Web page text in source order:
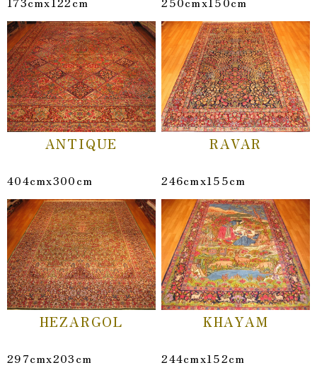
ANTIQUE
404cmx300cm
RAVAR
246cmx155cm
HEZARGOL
297cmx203cm
KHAYAM
244cmx152cm